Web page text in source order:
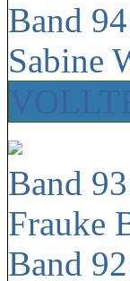
Band
Sabine
Band
Frauke
Band